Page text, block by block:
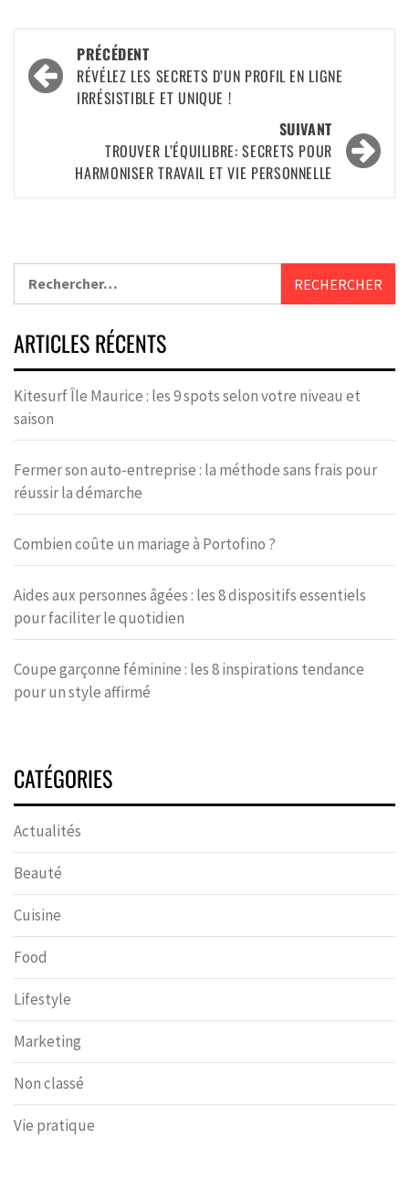
PRÉCÉDENT
RÉVÉLEZ LES SECRETS D’UN PROFIL EN LIGNE
IRRÉSISTIBLE ET UNIQUE !
SUIVANT
TROUVER L’ÉQUILIBRE: SECRETS POUR
HARMONISER TRAVAIL ET VIE PERSONNELLE
ARTICLES RÉCENTS
Kitesurf Île Maurice : les 9 spots selon votre niveau et
saison
Fermer son auto-entreprise : la méthode sans frais pour
réussir la démarche
Combien coûte un mariage à Portofino ?
Aides aux personnes âgées : les 8 dispositifs essentiels
pour faciliter le quotidien
Coupe garçonne féminine : les 8 inspirations tendance
pour un style affirmé
CATÉGORIES
Actualités
Beauté
Cuisine
Food
Lifestyle
Marketing
Non classé
Vie pratique